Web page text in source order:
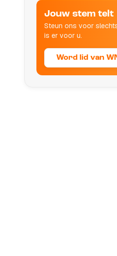
Jouw stem telt
Steun ons voor
is er voor u.
Word lid van